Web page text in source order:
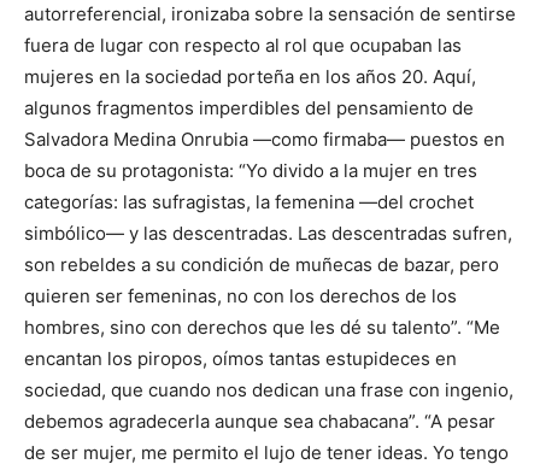
autorreferencial, ironizaba sobre la sensación de sentirse
fuera de lugar con respecto al rol que ocupaban las
mujeres en la sociedad porteña en los años 20. Aquí,
algunos fragmentos imperdibles del pensamiento de
Salvadora Medina Onrubia —como firmaba— puestos en
boca de su protagonista: “Yo divido a la mujer en tres
categorías: las sufragistas, la femenina —del crochet
simbólico— y las descentradas. Las descentradas sufren,
son rebeldes a su condición de muñecas de bazar, pero
quieren ser femeninas, no con los derechos de los
hombres, sino con derechos que les dé su talento”. “Me
encantan los piropos, oímos tantas estupideces en
sociedad, que cuando nos dedican una frase con ingenio,
debemos agradecerla aunque sea chabacana”. “A pesar
de ser mujer, me permito el lujo de tener ideas. Yo tengo